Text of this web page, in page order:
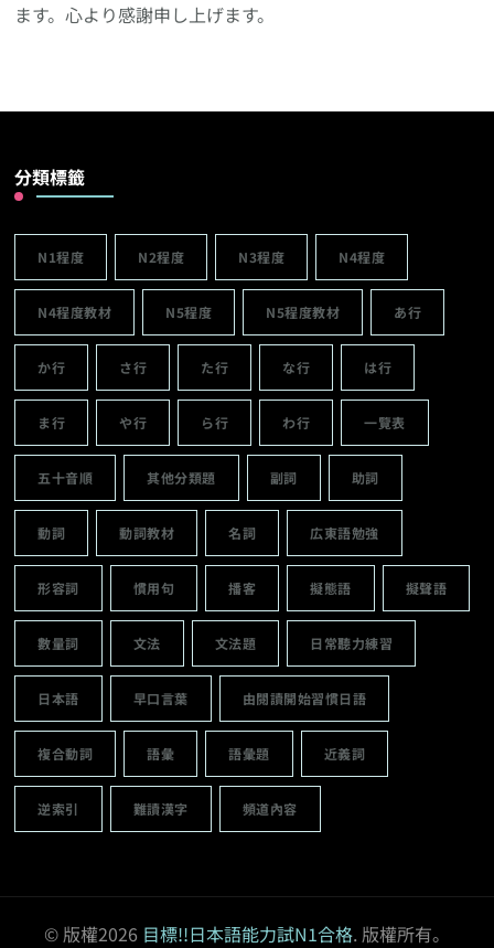
ます。心より感謝申し上げます。
分類標籤
N1程度 N2程度 N3程度 N4程度
N4程度教材 N5程度 N5程度教材 あ行
か行 さ行 た行 な行 は行
ま行 や行 ら行 わ行 一覽表
五十音順 其他分類題 副詞 助詞
動詞 動詞教材 名詞 広東語勉強
形容詞 慣用句 播客 擬態語 擬聲語
數量詞 文法 文法題 日常聽力練習
日本語 早口言葉 由閱讀開始習慣日語
複合動詞 語彙 語彙題 近義詞
逆索引 難讀漢字 頻道內容
© 版權2026 目標!!日本語能力試N1合格. 版權所有。